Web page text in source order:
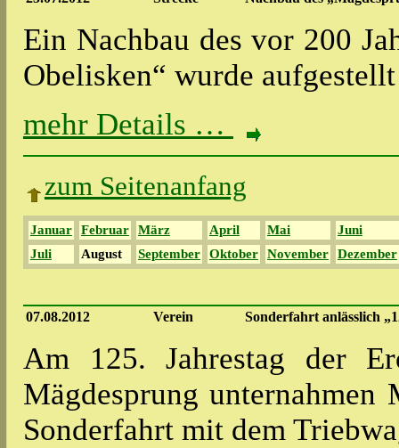
Ein Nachbau des vor 200
Obelisken“ wurde
mehr Details …
zum Seitenanfang
Januar Februar März April Mai
Juni
Juli
August September Oktober November Dezember
07.08.2012 Verein Sonderfahrt anlässlich
Am 125. Jahrestag der
Mägdesprung
Sonderfahrt mit dem